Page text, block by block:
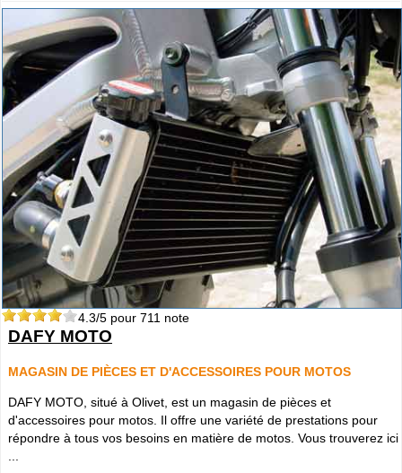
4.3/5 pour 711 note
DAFY MOTO
MAGASIN DE PIÈCES ET D'ACCESSOIRES POUR MOTOS
DAFY MOTO, situé à Olivet, est un magasin de pièces et
d'accessoires pour motos. Il offre une variété de prestations pour
répondre à tous vos besoins en matière de motos. Vous trouverez ici
...